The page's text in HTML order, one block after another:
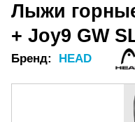
Лыжи
+ Joy9 GW
Бренд: HEAD